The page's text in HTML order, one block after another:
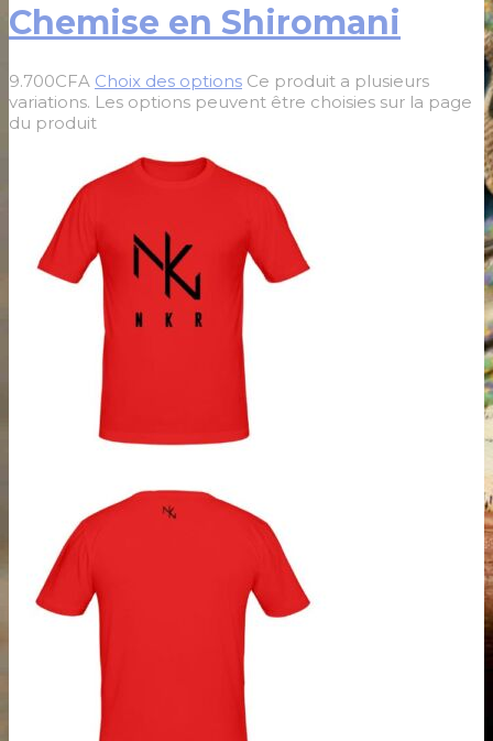
Chemise en Shiromani
9.700CFA Choix des options Ce produit a plusieurs
variations. Les options peuvent être choisies sur la page
du produit